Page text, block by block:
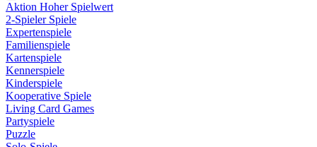
Aktion Hoher Spielwert
2-Spieler Spiele
Expertenspiele
Familienspiele
Kartenspiele
Kennerspiele
Kinderspiele
Kooperative Spiele
Living Card Games
Partyspiele
Puzzle